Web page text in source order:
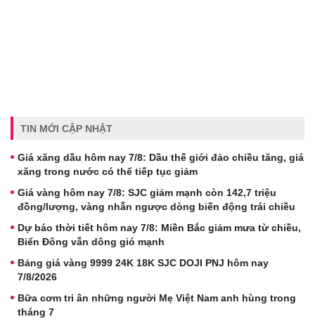
TIN MỚI CẬP NHẬT
Giá xăng dầu hôm nay 7/8: Dầu thế giới đảo chiều tăng, giá
xăng trong nước có thể tiếp tục giảm
Giá vàng hôm nay 7/8: SJC giảm mạnh còn 142,7 triệu
đồng/lượng, vàng nhẫn ngược dòng biến động trái chiều
Dự báo thời tiết hôm nay 7/8: Miền Bắc giảm mưa từ chiều,
Biển Đông vẫn dông gió mạnh
Bảng giá vàng 9999 24K 18K SJC DOJI PNJ hôm nay
7/8/2026
Bữa cơm tri ân những người Mẹ Việt Nam anh hùng trong
tháng 7